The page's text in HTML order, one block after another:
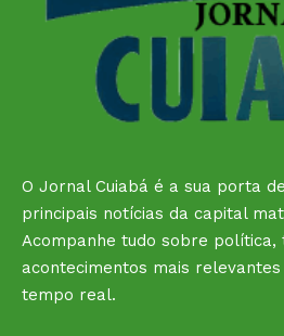
O Jornal Cuiabá é a sua porta
principais notícias da capital
Acompanhe tudo sobre política,
acontecimentos mais
tempo real.